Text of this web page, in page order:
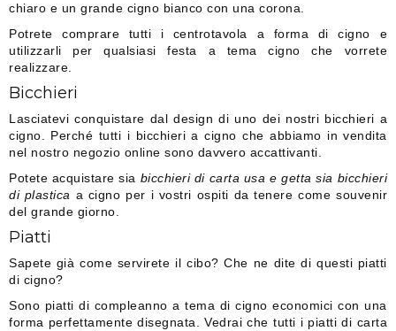
chiaro e un grande cigno bianco con una corona.
Potrete comprare tutti i centrotavola a forma di cigno e
utilizzarli per qualsiasi festa a tema cigno che vorrete
realizzare.
Bicchieri
Lasciatevi conquistare dal design di uno dei nostri bicchieri a
cigno. Perché tutti i bicchieri a cigno che abbiamo in vendita
nel nostro negozio online sono davvero accattivanti.
Potete acquistare sia bicchieri di carta usa e getta sia bicchieri
di plastica a cigno per i vostri ospiti da tenere come souvenir
del grande giorno.
Piatti
Sapete già come servirete il cibo? Che ne dite di questi piatti
di cigno?
Sono piatti di compleanno a tema di cigno economici con una
forma perfettamente disegnata. Vedrai che tutti i piatti di carta